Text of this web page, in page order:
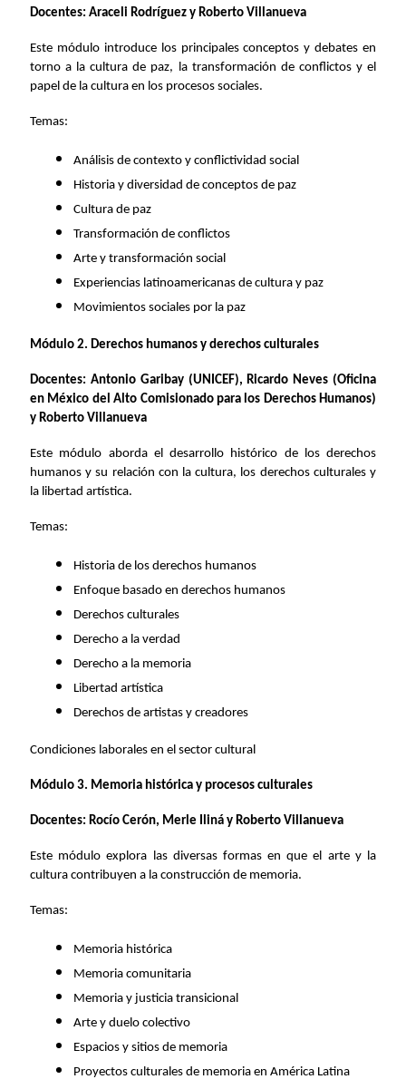
Docentes: Araceli Rodríguez y Roberto Villanueva
Este módulo introduce los principales conceptos y debates en
torno a la cultura de paz, la transformación de conflictos y el
papel de la cultura en los procesos sociales.
Temas:
Análisis de contexto y conflictividad social
Historia y diversidad de conceptos de paz
Cultura de paz
Transformación de conflictos
Arte y transformación social
Experiencias latinoamericanas de cultura y paz
Movimientos sociales por la paz
Módulo 2. Derechos humanos y derechos culturales
Docentes: Antonio Garibay (UNICEF), Ricardo Neves (Oficina
en México del Alto Comisionado para los Derechos Humanos)
y Roberto Villanueva
Este módulo aborda el desarrollo histórico de los derechos
humanos y su relación con la cultura, los derechos culturales y
la libertad artística.
Temas:
Historia de los derechos humanos
Enfoque basado en derechos humanos
Derechos culturales
Derecho a la verdad
Derecho a la memoria
Libertad artística
Derechos de artistas y creadores
Condiciones laborales en el sector cultural
Módulo 3. Memoria histórica y procesos culturales
Docentes: Rocío Cerón, Merle Iliná y Roberto Villanueva
Este módulo explora las diversas formas en que el arte y la
cultura contribuyen a la construcción de memoria.
Temas:
Memoria histórica
Memoria comunitaria
Memoria y justicia transicional
Arte y duelo colectivo
Espacios y sitios de memoria
Proyectos culturales de memoria en América Latina